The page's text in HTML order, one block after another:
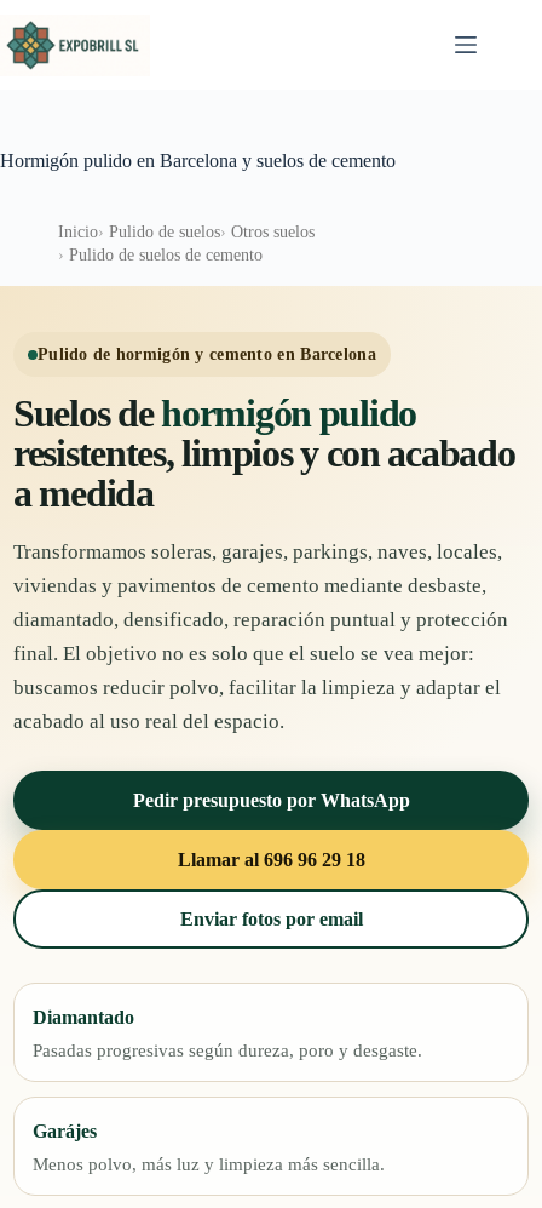
Hormigón pulido en Barcelona y suelos de cemento
Inicio Pulido de suelos
Otros suelos
Pulido de suelos de cemento
Pulido de hormigón y cemento en Barcelona
Suelos dehormigón pulido
resistentes, limpios y con acabado
a medida
Transformamos soleras, garajes, parkings, naves, locales,
viviendas y pavimentos de cemento mediante desbaste,
diamantado, densificado, reparación puntual y protección
final. El objetivo no es solo que el suelo se vea mejor:
buscamos reducir polvo, facilitar la limpieza y adaptar el
acabado al uso real del espacio.
Pedir presupuesto por WhatsApp
Llamar al 696 96 29 18
Enviar fotos por email
Diamantado
Pasadas progresivas según dureza, poro y desgaste.
Garájes
Menos polvo, más luz y limpieza más sencilla.